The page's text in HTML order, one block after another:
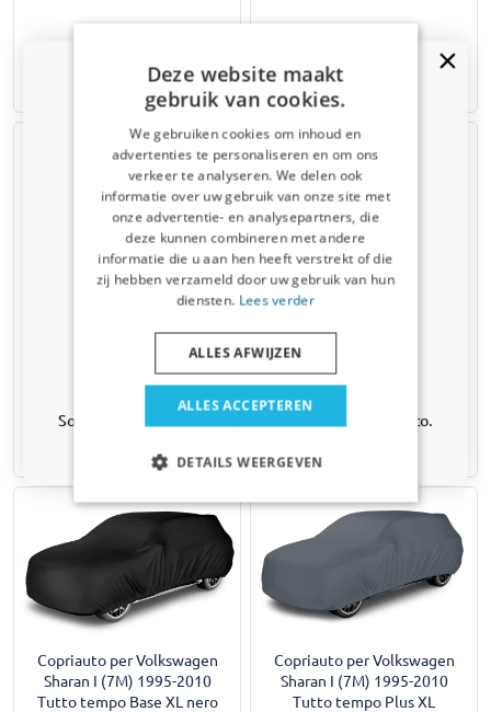
7-15 giorni lavorativi 7-15 giorni lavorativi
Copriauto per Volkswagen
Interno Elasticizzato Plus XL
7-15 giorni lavorativi
Copriauto per Volkswagen
Tutto tempo Base XL argento
€ 69,95
13 agosto 2026
Copriauto per Volkswagen
Sharan I (7M) 1995-2010
Tutto tempo Base XL nero
Copriauto per Volkswagen
Sharan I (7M) 1995-2010
Tutto tempo Plus XL
Deze website maakt
gebruik van cookies.
We gebruiken cookies om inhoud en
advertenties te personaliseren en om ons
verkeer te analyseren. We delen ook
informatie over uw gebruik van onze site met
onze advertentie- en analysepartners, die
deze kunnen combineren met andere
informatie die u aan hen heeft verstrekt of die
zij hebben verzameld door uw gebruik van hun
diensten. Lees verder
ALLES ACCEPTEREN
ALLES AFWIJZEN
DETAILS WEERGEVEN
Ricevi un codice sconto del 5%
Iscriviti alla newsletter e risparmia subito! Lo
sconto scade tra 3 giorni.
Email address
Sì, voglio il mio sconto
Solo aggiornamenti e offerte rilevanti per la tua auto.